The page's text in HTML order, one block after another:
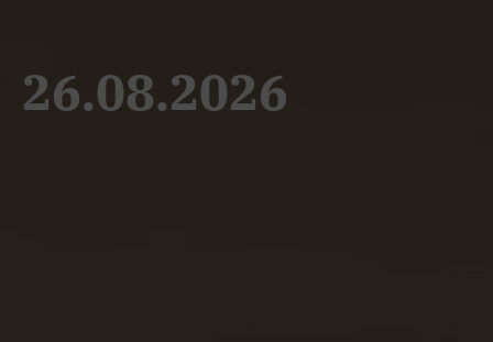
26.08.2026